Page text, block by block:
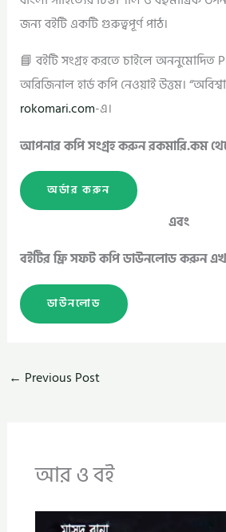
জন্য বইটি একটি গুরুত্বপূর্ণ পাঠ।
📘 বইটি সংগ্রহ করতে চাইলে অননুমোদিত
অরিজিনাল হার্ড কপি নেওয়াই উত্তম।
rokomari.com-এ।
আপনার কপি সংগ্রহ করুন রকমারি.কম
অর্ডার করুন
এবং
বইটির ফ্রি সফট কপি ডাউনলোড করুন
ডাউনলোড
← Previous Post
আর ও বই